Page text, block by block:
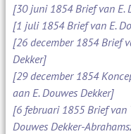
[30 juni 1854 Brief van E.
[1 juli 1854 Brief van E.
[26 december 1854 Brief
Dekker]
[29 december 1854
aan E. Douwes Dekker]
[6 februari 1855 Brief van
Douwes Dekker-